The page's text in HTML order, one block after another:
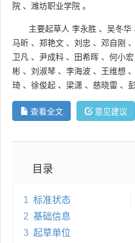
院 、 潍坊职业学院 。
主要起草人 李永胜 、 吴冬华
马昕 、 郑艳文 、 刘忠 、 邓自刚 、
卫凡 、 尹成科 、 田希晖 、 何小宏
彬 、 刘淑琴 、 李海波 、 王维想 、
琦 、 徐俊起 、 梁潇 、 慈晓雷 、
查看全文 意见建议
目录
1 标准状态
2 基础信息
3 起草单位